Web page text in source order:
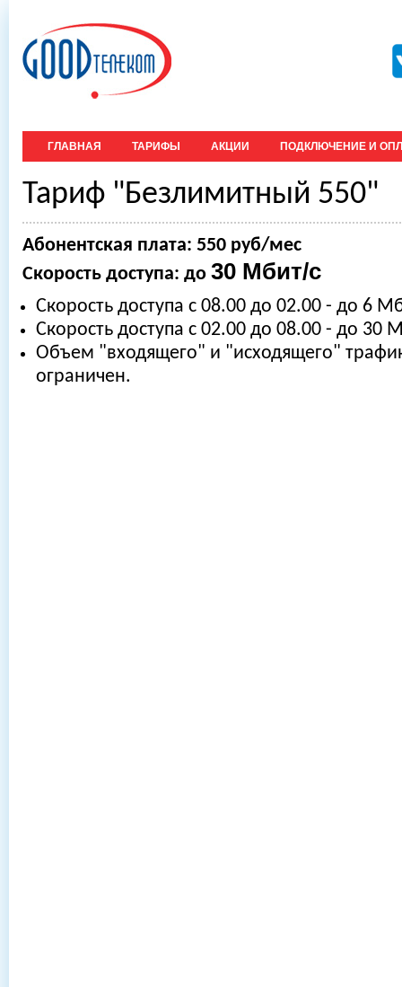
ГЛАВНАЯ ТАРИФЫ АКЦИИ ПОДКЛЮЧЕНИЕ И
Тариф "Безлимитный 550"
Абонентская плата: 550 руб/мес
Скорость доступа: до 30 Мбит/с
Скорость доступа с 08.00 до 02.00 - до 6
Скорость доступа с 02.00 до 08.00 - дo 30
Объем "входящего" и "исходящего"
ограничен.